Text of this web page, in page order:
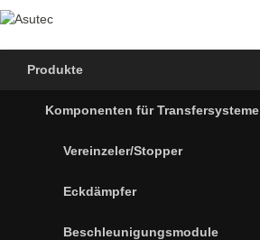
Produkte
Komponenten für Transfersysteme
Vereinzeler/Stopper
Eckdämpfer
Beschleunigungsmodule